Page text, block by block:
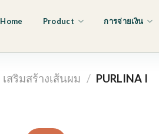
Home Product การจ่ายเงิน
เสริมสร้างเส้นผม / PURLINA I